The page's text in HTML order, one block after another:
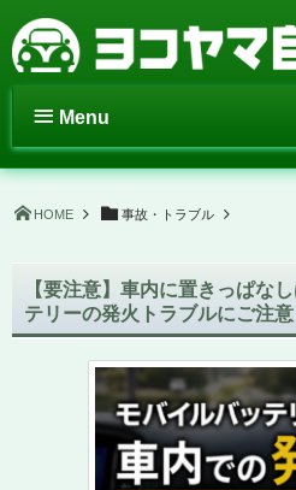
Menu
HOME 事故・トラブル
【要注意】車内に置きっぱな
テリーの発火トラブルにご注